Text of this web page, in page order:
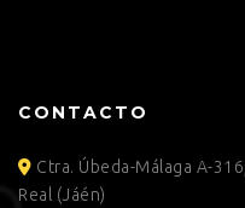
CONTACTO
Ctra. Úbeda-Málaga A-
Real (Jáén)